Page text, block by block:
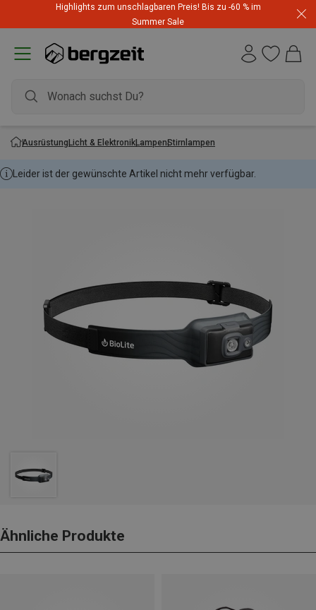
Highlights zum unschlagbaren Preis! Bis zu -60 % im
Summer Sale
AusrüstungLicht & ElektronikLampenStirnlampen
Leider ist der gewünschte Artikel nicht mehr verfügbar.
Ähnliche Produkte